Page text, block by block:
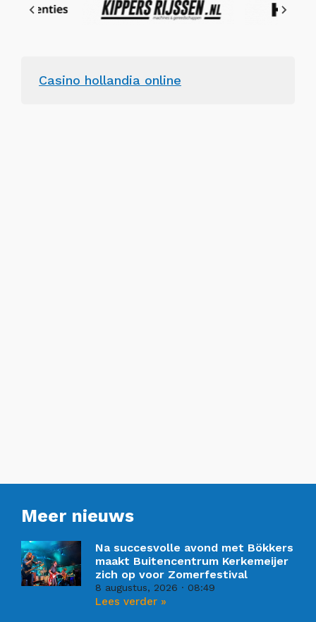
Casino hollandia online
Meer nieuws
Na succesvolle avond met Bökkers
maakt Buitencentrum Kerkemeijer
zich op voor Zomerfestival
8 augustus, 2026 08:49
Lees verder »